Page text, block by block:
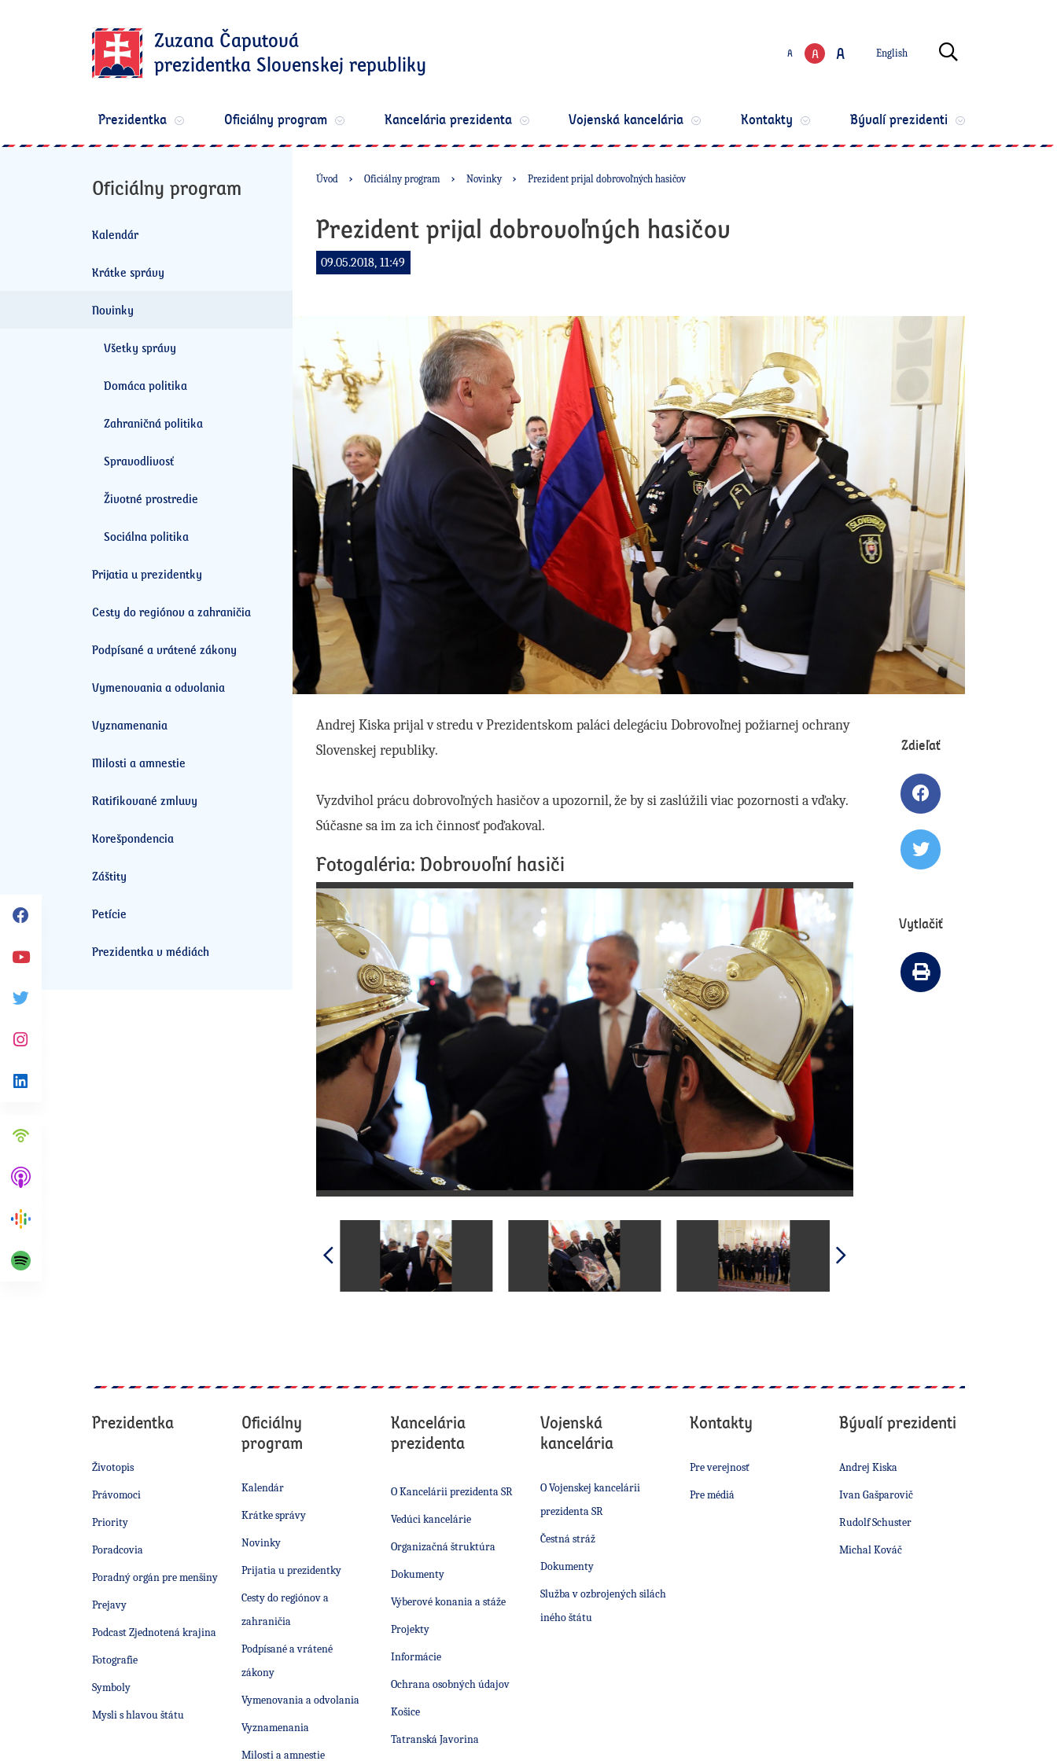
Zuzana Čaputová
prezidentka Slovenskej republiky
A A A Zmeniť jazyk
English
Prezidentka Oficiálny program Kancelária prezidenta Vojenská kancelária Kontakty Bývalí prezidenti
Oficiálny program
Kalendár
Krátke správy
Novinky
Všetky správy
Domáca politika
Zahraničná politika
Spravodlivosť
Životné prostredie
Sociálna politika
Prijatia u prezidentky
Cesty do regiónov a zahraničia
Podpísané a vrátené zákony
Vymenovania a odvolania
Vyznamenania
Milosti a amnestie
Ratifikované zmluvy
Korešpondencia
Záštity
Petície
Prezidentka v médiách
Úvod Oficiálny program Novinky Prezident prijal dobrovoľných hasičov
Prezident prijal dobrovoľných hasičov
09.05.2018, 11:49
Andrej Kiska prijal v stredu v Prezidentskom paláci delegáciu Dobrovoľnej požiarnej ochrany
Slovenskej republiky.
Vyzdvihol prácu dobrovoľných hasičov a upozornil, že by si zaslúžili viac pozornosti a vďaky.
Súčasne sa im za ich činnosť poďakoval.
Fotogaléria: Dobrovoľní hasiči
Zdieľať
Zdielať článok na
Tweetovať článok
Vytlačiť
Vytlačiť článok
Prezidentka
Životopis
Právomoci
Priority
Poradcovia
Poradný orgán pre menšiny
Prejavy
Podcast Zjednotená krajina
Fotografie
Symboly
Mysli s hlavou štátu
Oficiálny
program
Kalendár
Krátke správy
Novinky
Prijatia u prezidentky
Cesty do regiónov a
zahraničia
Podpísané a vrátené
zákony
Vymenovania a odvolania
Vyznamenania
Milosti a amnestie
Kancelária
prezidenta
O Kancelárii prezidenta SR
Vedúci kancelárie
Organizačná štruktúra
Dokumenty
Výberové konania a stáže
Projekty
Informácie
Ochrana osobných údajov
Košice
Tatranská Javorina
Vojenská
kancelária
O Vojenskej kancelárii
prezidenta SR
Čestná stráž
Dokumenty
Služba v ozbrojených silách
iného štátu
Kontakty
Pre verejnosť
Pre médiá
Bývalí prezidenti
Andrej Kiska
Ivan Gašparovič
Rudolf Schuster
Michal Kováč
Facebook
Youtube